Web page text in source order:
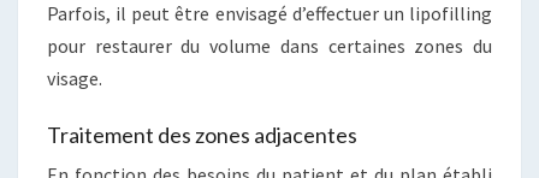
Parfois, il peut être envisagé d’effectuer un lipofilling
pour restaurer du volume dans certaines zones du
visage.
Traitement des zones adjacentes